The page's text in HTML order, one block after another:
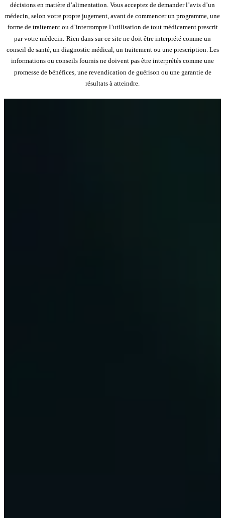
décisions en matière d’alimentation. Vous acceptez de demander l’avis d’un
médecin, selon votre propre jugement, avant de commencer un programme, une
forme de traitement ou d’interrompre l’utilisation de tout médicament prescrit
par votre médecin. Rien dans sur ce site ne doit être interprété comme un
conseil de santé, un diagnostic médical, un traitement ou une prescription. Les
informations ou conseils fournis ne doivent pas être interprétés comme une
promesse de bénéfices, une revendication de guérison ou une garantie de
résultats à atteindre.